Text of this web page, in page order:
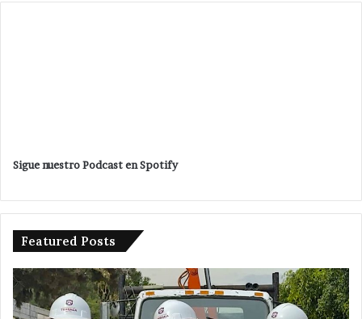
Sigue nuestro Podcast en Spotify
Featured Posts
Da
banderazo
Velázquez
a